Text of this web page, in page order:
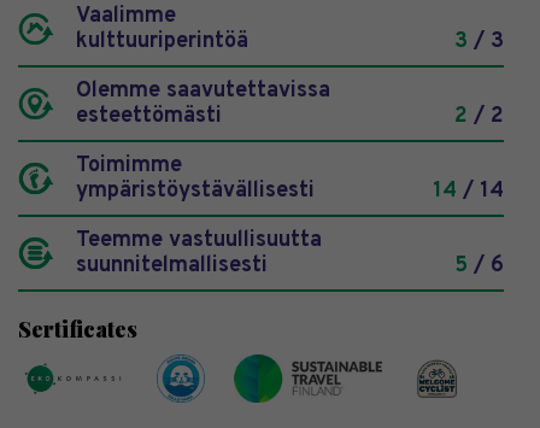
Vaalimme
kulttuuriperintöä
3 / 3
Olemme saavutettavissa
esteettömästi
2 / 2
Toimimme
ympäristöystävällisesti
14 / 14
Teemme vastuullisuutta
suunnitelmallisesti
5 / 6
Sertificates